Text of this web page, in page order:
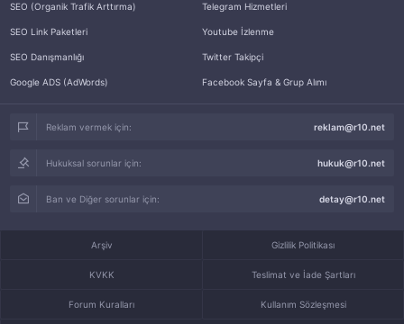
SEO (Organik Trafik Arttırma)
SEO Link Paketleri
SEO Danışmanlığı
Google ADS (AdWords)
Telegram Hizmetleri
Youtube İzlenme
Twitter Takipçi
Facebook Sayfa & Grup Alımı
Reklam vermek için: reklam@r10.net
Hukuksal sorunlar için: hukuk@r10.net
Ban ve Diğer sorunlar için: detay@r10.net
Arşiv Gizlilik Politikası
KVKK Teslimat ve İade Şartları
Forum Kuralları Kullanım Sözleşmesi